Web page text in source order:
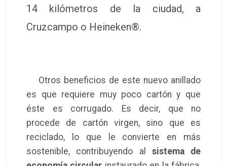
14 kilómetros de la ciudad, a
Cruzcampo o Heineken®.
Otros beneficios de este nuevo anillado
es que requiere muy poco cartón y que
éste es corrugado. Es decir, que no
procede de cartón virgen, sino que es
reciclado, lo que le convierte en más
sostenible, contribuyendo al
sistema de